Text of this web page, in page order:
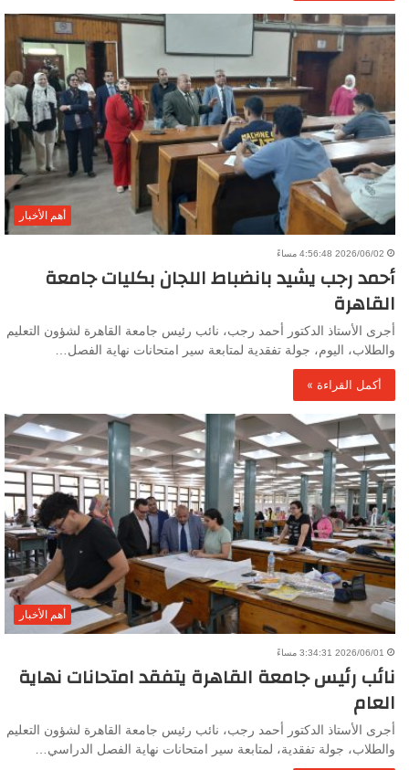
أهم الأخبار
2026/06/02 4:56:48 مساءً
أحمد رجب يشيد بانضباط اللجان بكليات جامعة
القاهرة
أجرى الأستاذ الدكتور أحمد رجب، نائب رئيس جامعة القاهرة لشؤون التعليم
والطلاب، اليوم، جولة تفقدية لمتابعة سير امتحانات نهاية الفصل…
أكمل القراءة »
أهم الأخبار
2026/06/01 3:34:31 مساءً
نائب رئيس جامعة القاهرة يتفقد امتحانات نهاية
العام
أجرى الأستاذ الدكتور أحمد رجب، نائب رئيس جامعة القاهرة لشؤون التعليم
والطلاب، جولة تفقدية، لمتابعة سير امتحانات نهاية الفصل الدراسي…